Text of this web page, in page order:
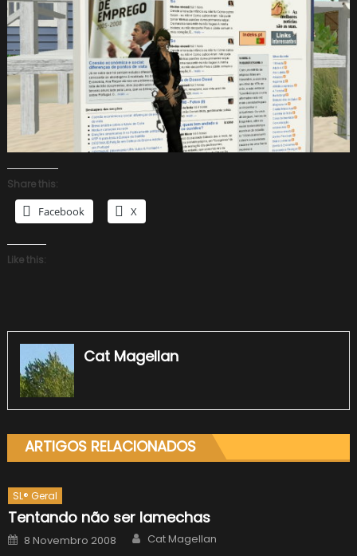
Share this:
Facebook X
Like this:
Cat Magellan
ARTIGOS RELACIONADOS
SL® Geral
Tentando não ser lamechas
Posted
on
8 Novembro 2008 Author
Cat Magellan